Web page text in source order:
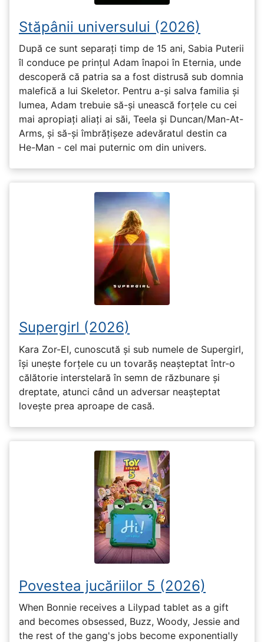
Stăpânii universului (2026)
După ce sunt separați timp de 15 ani, Sabia Puterii
îl conduce pe prințul Adam înapoi în Eternia, unde
descoperă că patria sa a fost distrusă sub domnia
malefică a lui Skeletor. Pentru a-și salva familia și
lumea, Adam trebuie să-și unească forțele cu cei
mai apropiați aliați ai săi, Teela și Duncan/Man-At-
Arms, și să-și îmbrățișeze adevăratul destin ca
He-Man - cel mai puternic om din univers.
Supergirl (2026)
Kara Zor-El, cunoscută și sub numele de Supergirl,
își unește forțele cu un tovarăș neașteptat într-o
călătorie interstelară în semn de răzbunare și
dreptate, atunci când un adversar neașteptat
lovește prea aproape de casă.
Povestea jucăriilor 5 (2026)
When Bonnie receives a Lilypad tablet as a gift
and becomes obsessed, Buzz, Woody, Jessie and
the rest of the gang's jobs become exponentially